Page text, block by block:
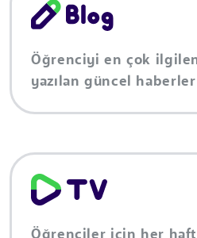
Öğrenciyi en çok
yazılan güncel
Öğrenciler için her